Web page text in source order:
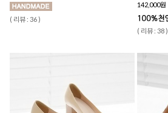
( 리뷰 : 36 )
142,000원
( 리뷰 : 38 )